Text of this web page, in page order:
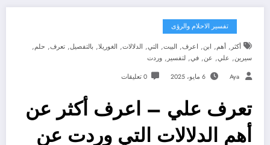
تفسير الاحلام والرؤى
أكثر , أهم, ابن, اعرف, البيت, التي, الدلالات, الغوريلا, بالتفصيل, تعرف, حلم,
سيرين, علي, عن, في, لتفسير , وردت
Aya 6 مايو، 2025 0 تعليقات
تعرف علي – اعرف أكثر عن
أهم الدلالات التي وردت عن